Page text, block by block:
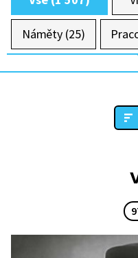
Náměty (25)